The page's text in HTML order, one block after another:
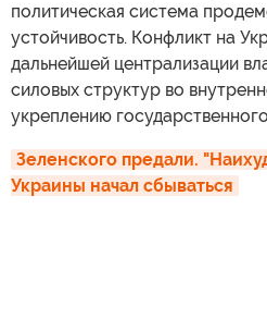
политическая система
устойчивость. Конфликт на
дальнейшей централизации
силовых структур во
укреплению
Зеленского предали.
Украины начал сбываться